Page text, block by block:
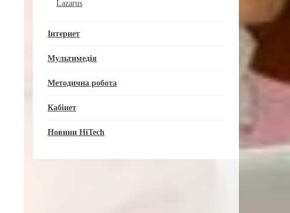
Lazarus
Інтернет
Мультимедія
Методична робота
Кабінет
Новини HiTech